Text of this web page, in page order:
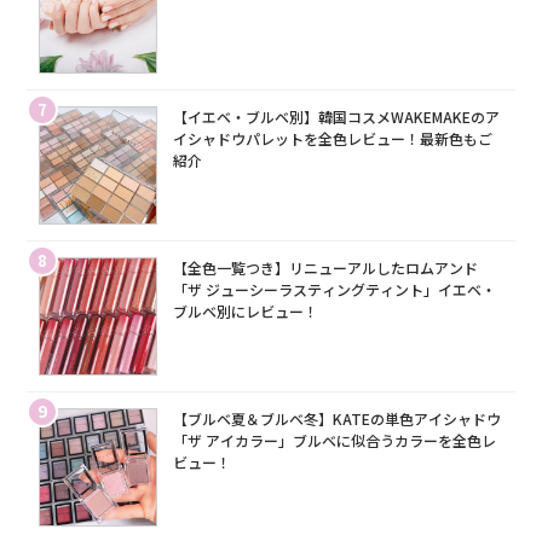
7
【イエベ・ブルベ別】韓国コスメWAKEMAKEのア
イシャドウパレットを全色レビュー！最新色もご
紹介
8
【全色一覧つき】リニューアルしたロムアンド
「ザ ジューシーラスティングティント」イエベ・
ブルベ別にレビュー！
9
【ブルベ夏＆ブルベ冬】KATEの単色アイシャドウ
「ザ アイカラー」ブルベに似合うカラーを全色レ
ビュー！